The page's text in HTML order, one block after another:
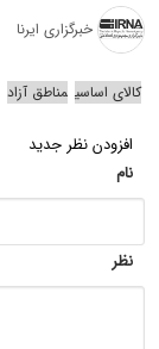
خبرگزاری ایرنا
کالای اساسی مناطق آزاد
افزودن نظر جدید
نام
نظر